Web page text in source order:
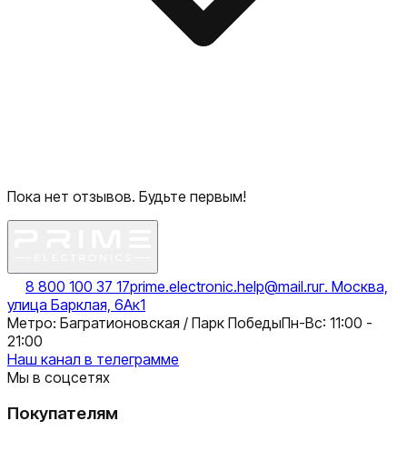
Пока нет отзывов. Будьте первым!
8 800 100 37 17prime.electronic.help@mail.ruг. Москва,
улица Барклая, 6Ак1
Метро: Багратионовская / Парк ПобедыПн-Вс: 11:00 -
21:00
Наш канал в телеграмме
Мы в соцсетях
Покупателям